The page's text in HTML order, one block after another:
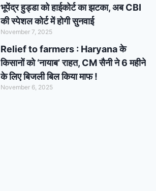
भूपेंद्र हुड्डा को हाईकोर्ट का झटका, अब CBI
की स्पेशल कोर्ट में होगी सुनवाई
November 7, 2025
Relief to farmers : Haryana के
किसानों को ‘नायाब’ राहत, CM सैनी ने 6 महीने
के लिए बिजली बिल किया माफ !
November 6, 2025